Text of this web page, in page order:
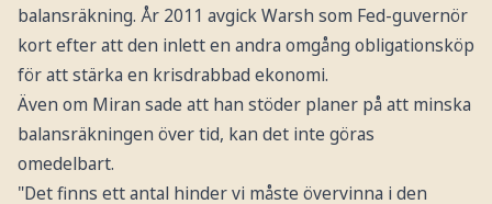
balansräkning. År 2011 avgick Warsh som Fed-guvernör
kort efter att den inlett en andra omgång obligationsköp
för att stärka en krisdrabbad ekonomi.
Även om Miran sade att han stöder planer på att minska
balansräkningen över tid, kan det inte göras
omedelbart.
"Det finns ett antal hinder vi måste övervinna i den